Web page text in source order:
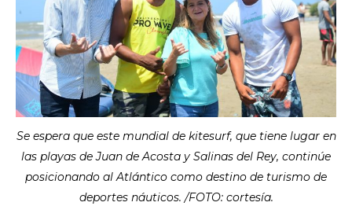
Se espera que este mundial de kitesurf, que tiene lugar en
las playas de Juan de Acosta y Salinas del Rey, continúe
posicionando al Atlántico como destino de turismo de
deportes náuticos. /FOTO: cortesía.